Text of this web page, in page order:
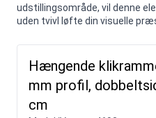
udstillingsområde, vil denne
uden tvivl løfte din visuelle
Hængende
mm profil,
cm